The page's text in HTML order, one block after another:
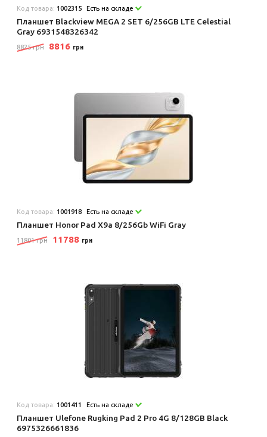
Код товара: 1002315 Есть на складе
Планшет Blackview MEGA 2 SET 6/256GB LTE Celestial
Gray 6931548326342
8825 грн 8816 грн
Код товара: 1001918 Есть на складе
Планшет Honor Pad X9a 8/256Gb WiFi Gray
11801 грн 11788 грн
Код товара: 1001411 Есть на складе
Планшет Ulefone Rugking Pad 2 Pro 4G 8/128GB Black
6975326661836